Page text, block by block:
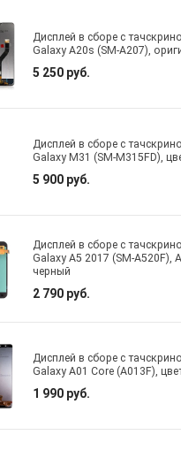
Дисплей в сборе с
Galaxy A20s (SM-A207),
5 250 руб.
Дисплей в сборе с
Galaxy M31 (SM-M315FD),
5 900 руб.
Дисплей в сборе с
Galaxy A5 2017 (SM-A520F),
черный
2 790 руб.
Дисплей в сборе с
Galaxy A01 Core (A013F),
1 990 руб.